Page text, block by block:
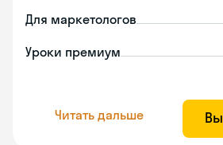
Для маркетологов
Уроки премиум
Читать дальше